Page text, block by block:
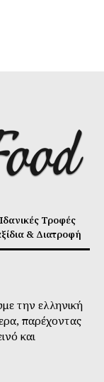
Ιδανικές Τροφές
& Διατροφή
την ελληνική
παρέχοντας
και